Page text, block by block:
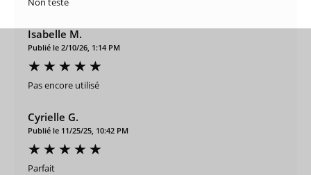
Isabelle M.
Publié le 2/10/26, 1:14 PM
Pas encore utilisé
Cyrielle G.
Publié le 11/25/25, 10:42 PM
Parfait